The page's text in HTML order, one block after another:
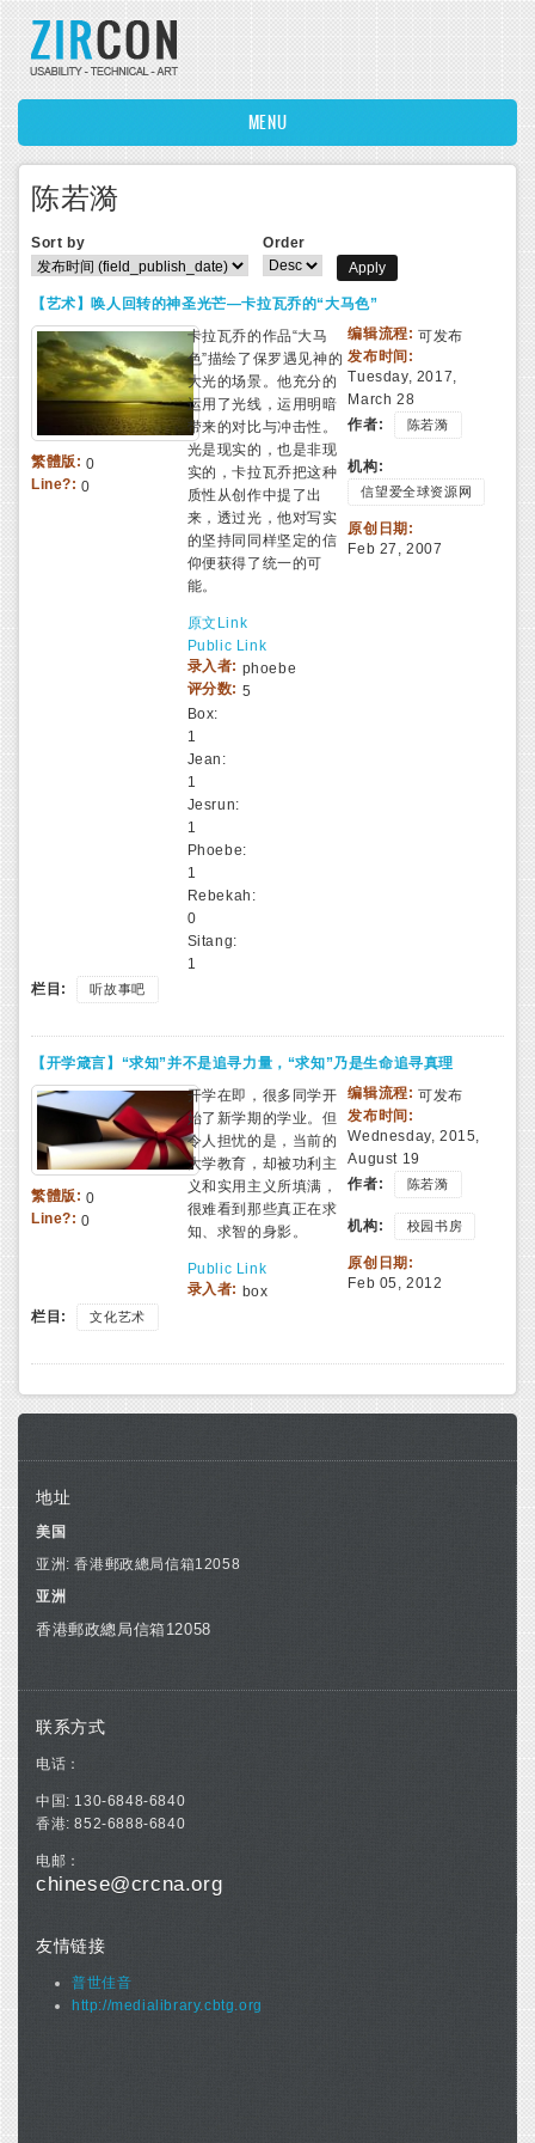
Skip to main content
MENU
陈若漪
Sort by Order
【艺术】唤人回转的神圣光芒—卡拉瓦乔的“大马色”
繁體版: 0
Line?:0
卡拉瓦乔的作品“大马
色”描绘了保罗遇见神的
大光的场景。他充分的
运用了光线，运用明暗
带来的对比与冲击性。
光是现实的，也是非现
实的，卡拉瓦乔把这种
质性从创作中提了出
来，透过光，他对写实
的坚持同同样坚定的信
仰便获得了统一的可
能。
原文Link
Public Link
录入者: phoebe
评分数: 5
Box:
1
Jean:
1
Jesrun:
1
Phoebe:
1
Rebekah:
0
Sitang:
1
编辑流程: 可发布
发布时间:
Tuesday, 2017,
March 28
作者:
陈若漪
机构:
信望爱全球资源网
原创日期:
Feb 27, 2007
栏目: 听故事吧
【开学箴言】“求知”并不是追寻力量，“求知”乃是生命追寻真理
繁體版: 0
Line?:0
开学在即，很多同学开
始了新学期的学业。但
令人担忧的是，当前的
大学教育，却被功利主
义和实用主义所填满，
很难看到那些真正在求
知、求智的身影。
Public Link
录入者: box
编辑流程: 可发布
发布时间:
Wednesday, 2015,
August 19
作者:
陈若漪
机构: 校园书房
原创日期:
Feb 05, 2012
栏目:
文化艺术
地址
美国
亚洲: 香港郵政總局信箱12058
亚洲
香港郵政總局信箱12058
联系方式
电话：
中国: 130-6848-6840
香港: 852-6888-6840
电邮：
chinese@crcna.org
友情链接
普世佳音
http://medialibrary.cbtg.org